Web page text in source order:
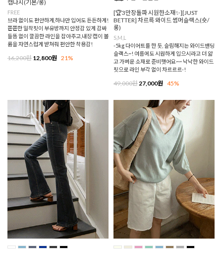
캡나시(기본/롱)
FREE
브라 없이도 편안하게,하나만 입어도 든든하게!
쫀쫀한 밀착핏이 부유방까지 안정감 있게 감싸
들뜸 없이 깔끔한 라인을 잡아주고,내장 캡이 볼
륨을 자연스럽게 받쳐줘 편안한 착용감!
16,200원 12,800원 21%
[🏆3만장돌파 시원한소재✨][JUST
BETTER] 차르륵 와이드 썸머슬랙스(숏/
롱)
S,M,L
-5kg 다이어트를 한 듯, 슬림해지는 와이드밴딩
슬랙스~! 여름에도 시원하게 입으시라고 더 얇
고 가벼운 소재로 준비햇어요~~ 낙낙한 와이드
핏으로 라인 부각 없이 차르르르-!
49,000원27,000원 45%